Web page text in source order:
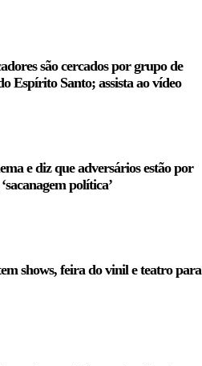
são cercados por grupo de
Espírito Santo; assista ao vídeo
e diz que adversários estão por
política’
shows, feira do vinil e teatro para